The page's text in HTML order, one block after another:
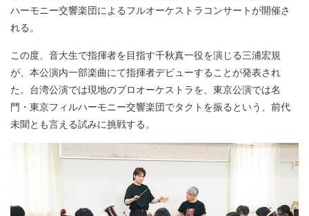
ハーモニー交響楽団によるフルオーケストラコンサートが開催さ
れる。
この度、音大生で指揮者を目指す千秋真一役を演じる三浦宏規
が、本公演内一部楽曲にて指揮者デビューすることが発表され
た。台湾公演では現地のプロオーケストラを、東京公演では名
門・東京フィルハーモニー交響楽団でタクトを振るという、前代
未聞とも言える試みに挑戦する。